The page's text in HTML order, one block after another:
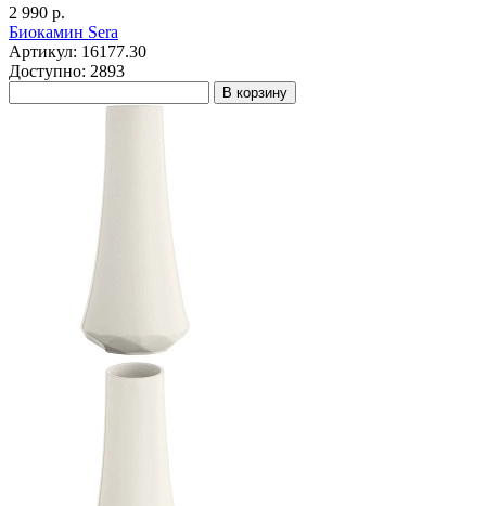
2 990 р.
Биокамин Sera
Артикул: 16177.30
Доступно: 2893
В корзину